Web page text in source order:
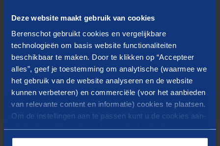
Deze website maakt gebruik van cookies
Berenschot gebruikt cookies en vergelijkbare
technologieën om basis website functionaliteiten
beschikbaar te maken. Door te klikken op “Accepteer
alles”, geef je toestemming om analytische (waarmee we
het gebruik van de website analyseren en de website
kunnen verbeteren) en commerciële (voor het aanbieden
van relevante content en informatie) cookies te plaatsen.
Om de instellingen aan te passen kunt u de cookies aan-
cookies op onze website treft u in onze
(optionnel)